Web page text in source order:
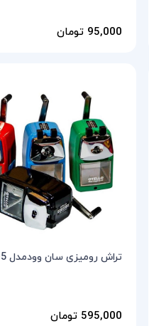
95,000 تومان
تراش رومیزی سان وودمدل Angel -5
595,000 تومان